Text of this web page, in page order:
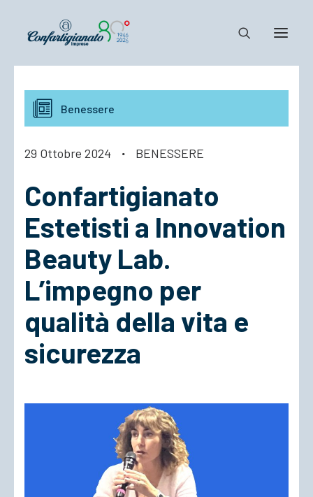
Notizie e Documenti
Confartigianato
Cosa Facciamo
ACCEDI
Benessere
29 Ottobre 2024 · BENESSERE
Confartigianato
Estetisti a Innovation
Beauty Lab.
L’impegno per
qualità della vita e
sicurezza